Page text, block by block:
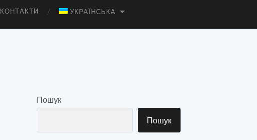
КОНТАКТИ УКРАЇНСЬКА
Пошук
Пошук